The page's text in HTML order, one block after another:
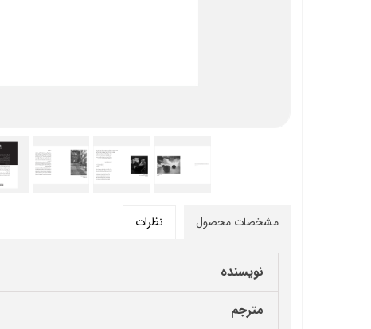
مشخصات محصول نظرات
نویسنده
مترجم